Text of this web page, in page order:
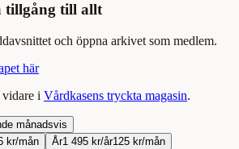
tillgång till allt
och öppna arkivet som medlem.
här
vidare i Vårdkasens tryckta magasin.
månadsvis
kr/mån År1 495 kr/år125 kr/mån